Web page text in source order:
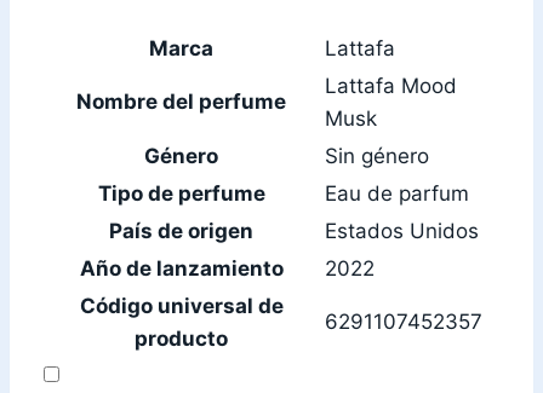
Marca Lattafa
Nombre del perfume
Lattafa Mood
Musk
Género
Sin género
Tipo de perfume
Eau de parfum
País de origen
Estados Unidos
Año de lanzamiento
2022
Código universal de
producto
6291107452357